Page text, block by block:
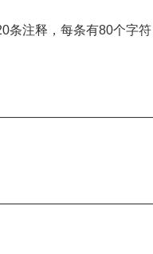
注释，每条有80个字符